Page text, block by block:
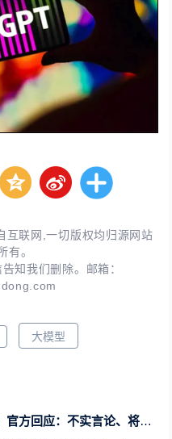
互联网,一切版权均归源网站
有。
知我们删除。邮箱：
大模型
方回应：不实言论、将起诉